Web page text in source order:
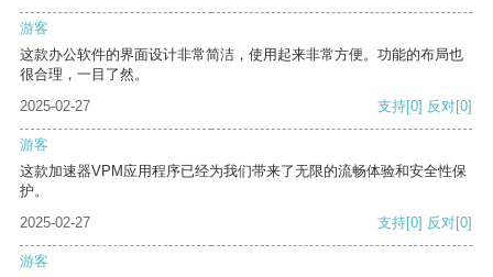
游客
这款办公软件的界面设计非常简洁，使用起来非常方便。功能的布局也
很合理，一目了然。
2025-02-27
支持[0] 反对[0]
游客
这款加速器VPM应用程序已经为我们带来了无限的流畅体验和安全性保
护。
2025-02-27
支持[0] 反对[0]
游客